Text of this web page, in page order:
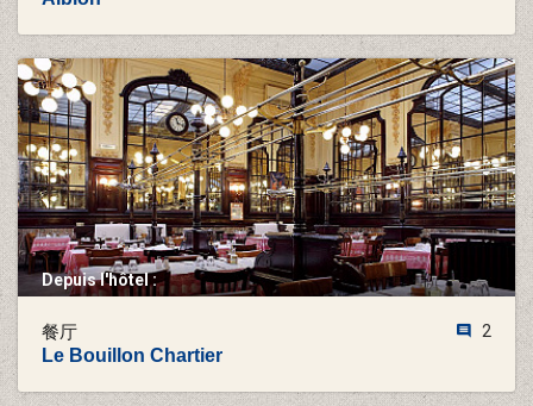
Depuis l'hôtel :
2
餐厅
Le Bouillon Chartier